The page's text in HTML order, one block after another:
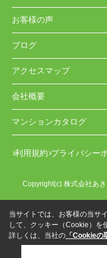
お客様の声
ブログ
アクセスマップ
会社概要
マンションカタログ
利用規約 プライバシー
Copyright(c) 株式会社あ
当サイトでは、お客様の当サ
して、クッキー（Cookie）を
詳しくは、当社の 「Cookieの